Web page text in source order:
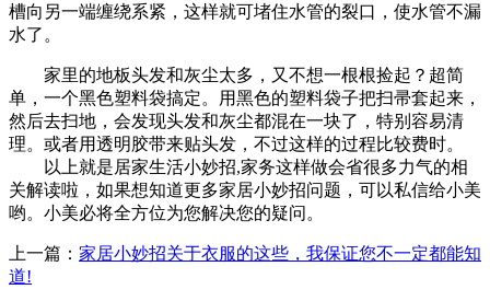
槽向另一端缠绕系紧，这样就可堵住水管的裂口，使水管不漏
水了。
家里的地板头发和灰尘太多，又不想一根根捡起？超简
单，一个黑色塑料袋搞定。用黑色的塑料袋子把扫帚套起来，
然后去扫地，会发现头发和灰尘都混在一块了，特别容易清
理。或者用透明胶带来贴头发，不过这样的过程比较费时。
以上就是居家生活小妙招,家务这样做会省很多力气的相
关解读啦，如果想知道更多家居小妙招问题，可以私信给小美
哟。小美必将全方位为您解决您的疑问。
上一篇： 家居小妙招关于衣服的这些，我保证您不一定都能知
道!